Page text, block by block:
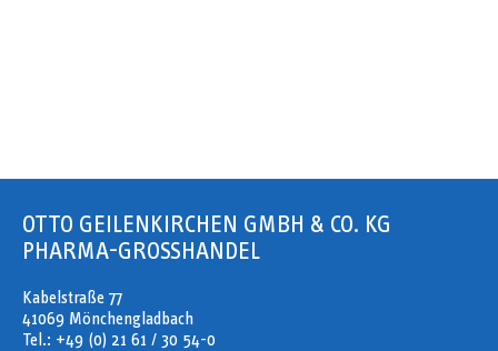
OTTO GEILENKIRCHEN GMBH & CO. KG
PHARMA-GROSSHANDEL
Kabelstraße 77
41069 Mönchengladbach
Tel.: +49 (0) 21 61 / 30 54-0